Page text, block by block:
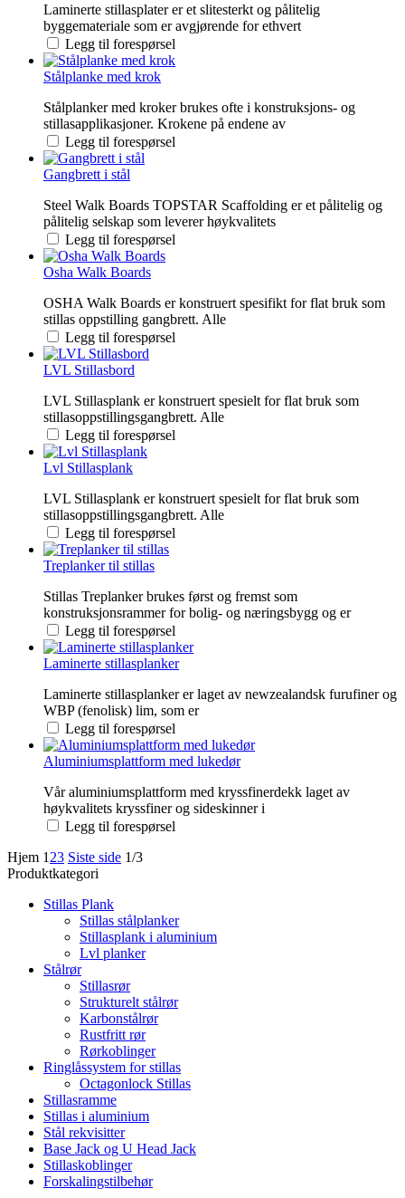
Laminerte stillasplater er et slitesterkt og pålitelig
byggemateriale som er avgjørende for ethvert
Legg til forespørsel
Stålplanke med krok
Stålplanker med kroker brukes ofte i konstruksjons- og
stillasapplikasjoner. Krokene på endene av
Legg til forespørsel
Gangbrett i stål
Steel Walk Boards TOPSTAR Scaffolding er et pålitelig og
pålitelig selskap som leverer høykvalitets
Legg til forespørsel
Osha Walk Boards
OSHA Walk Boards er konstruert spesifikt for flat bruk som
stillas oppstilling gangbrett. Alle
Legg til forespørsel
LVL Stillasbord
LVL Stillasplank er konstruert spesielt for flat bruk som
stillasoppstillingsgangbrett. Alle
Legg til forespørsel
Lvl Stillasplank
LVL Stillasplank er konstruert spesielt for flat bruk som
stillasoppstillingsgangbrett. Alle
Legg til forespørsel
Treplanker til stillas
Stillas Treplanker brukes først og fremst som
konstruksjonsrammer for bolig- og næringsbygg og er
Legg til forespørsel
Laminerte stillasplanker
Laminerte stillasplanker er laget av newzealandsk furufiner og
WBP (fenolisk) lim, som er
Legg til forespørsel
Aluminiumsplattform med lukedør
Vår aluminiumsplattform med kryssfinerdekk laget av
høykvalitets kryssfiner og sideskinner i
Legg til forespørsel
Hjem 1 23 Siste side 1/3
Produktkategori
Stillas Plank
Stillas stålplanker
Stillasplank i aluminium
Lvl planker
Stålrør
Stillasrør
Strukturelt stålrør
Karbonstålrør
Rustfritt rør
Rørkoblinger
Ringlåssystem for stillas
Octagonlock Stillas
Stillasramme
Stillas i aluminium
Stål rekvisitter
Base Jack og U Head Jack
Stillaskoblinger
Forskalingstilbehør